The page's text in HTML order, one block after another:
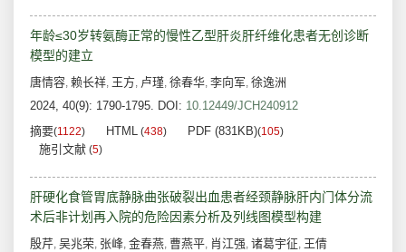
年龄≤30岁转氨酶正常的慢性乙型肝炎肝纤维化患者无创诊断
模型的建立
唐情容, 赖长祥, 王方, 卢瑾, 徐春华, 李向军, 徐逸洲
2024, 40(9): 1790-1795. DOI: 10.12449/JCH240912
摘要(1122) HTML (438) PDF (831KB)(105)
施引文献 (5)
肝硬化食管胃底静脉曲张破裂出血患者经颈静脉肝内门体分流
术后非计划再入院的危险因素分析及列线图模型构建
殷芹, 吴兆荣, 张峰, 金春燕, 曹燕平, 肖江强, 诸葛宇征, 王倩